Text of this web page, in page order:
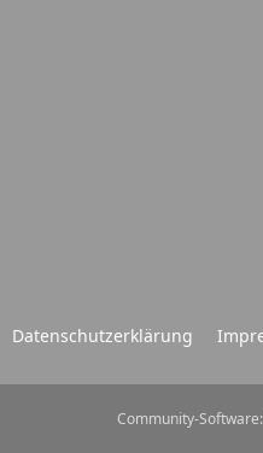
Datenschutzerklärung
Community-Software: